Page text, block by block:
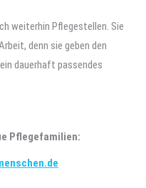
weiterhin Pflegestellen. Sie
denn sie geben den
dauerhaft passendes
Pflegefamilien: